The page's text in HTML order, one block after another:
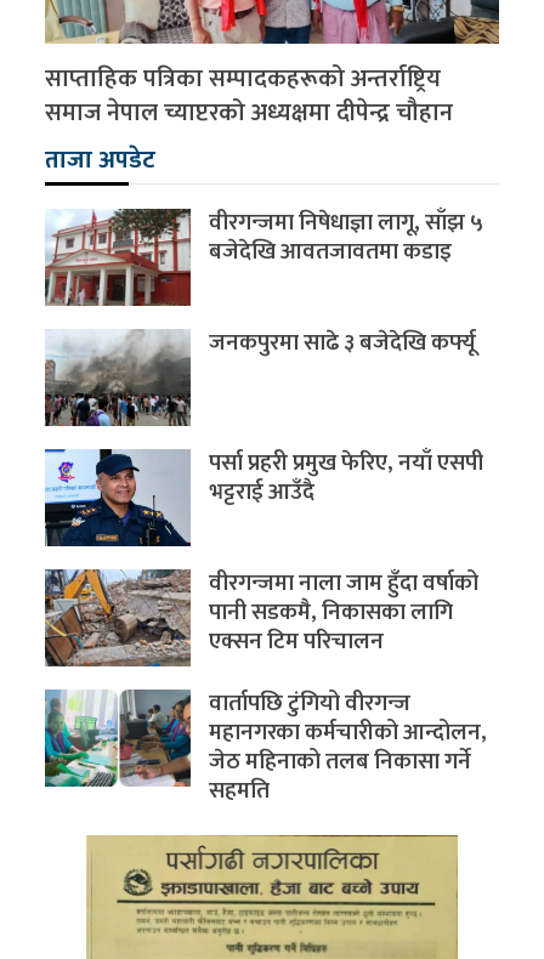
साप्ताहिक पत्रिका सम्पादकहरूको अन्तर्राष्ट्रिय
समाज नेपाल च्याप्टरको अध्यक्षमा दीपेन्द्र चौहान
ताजा अपडेट
वीरगन्जमा निषेधाज्ञा लागू, साँझ ५
बजेदेखि आवतजावतमा कडाइ
जनकपुरमा साढे ३ बजेदेखि कर्फ्यू
पर्सा प्रहरी प्रमुख फेरिए, नयाँ एसपी
भट्टराई आउँदै
वीरगन्जमा नाला जाम हुँदा वर्षाको
पानी सडकमै, निकासका लागि
एक्सन टिम परिचालन
वार्तापछि टुंगियो वीरगन्ज
महानगरका कर्मचारीको आन्दोलन,
जेठ महिनाको तलब निकासा गर्ने
सहमति